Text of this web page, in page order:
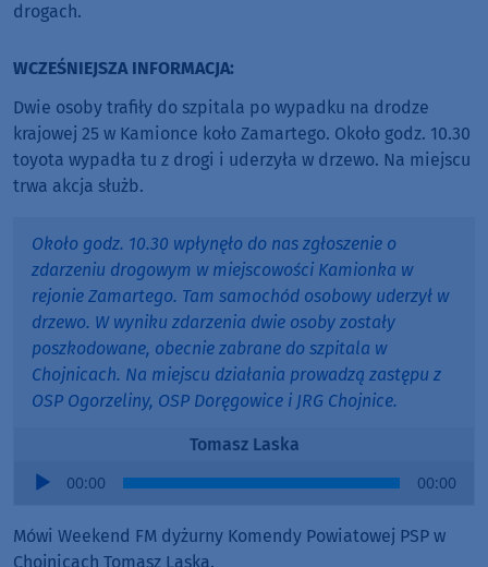
drogach.
WCZEŚNIEJSZA INFORMACJA:
Dwie osoby trafiły do szpitala po wypadku na drodze
krajowej 25 w Kamionce koło Zamartego. Około godz. 10.30
toyota wypadła tu z drogi i uderzyła w drzewo. Na miejscu
trwa akcja służb.
Około godz. 10.30 wpłynęło do nas zgłoszenie o
zdarzeniu drogowym w miejscowości Kamionka w
rejonie Zamartego. Tam samochód osobowy uderzył w
drzewo. W wyniku zdarzenia dwie osoby zostały
poszkodowane, obecnie zabrane do szpitala w
Chojnicach. Na miejscu działania prowadzą zastępu z
OSP Ogorzeliny, OSP Doręgowice i JRG Chojnice.
Tomasz Laska
Audio
00:00 00:00
Mówi Weekend FM dyżurny Komendy Powiatowej PSP w
Chojnicach Tomasz Laska.